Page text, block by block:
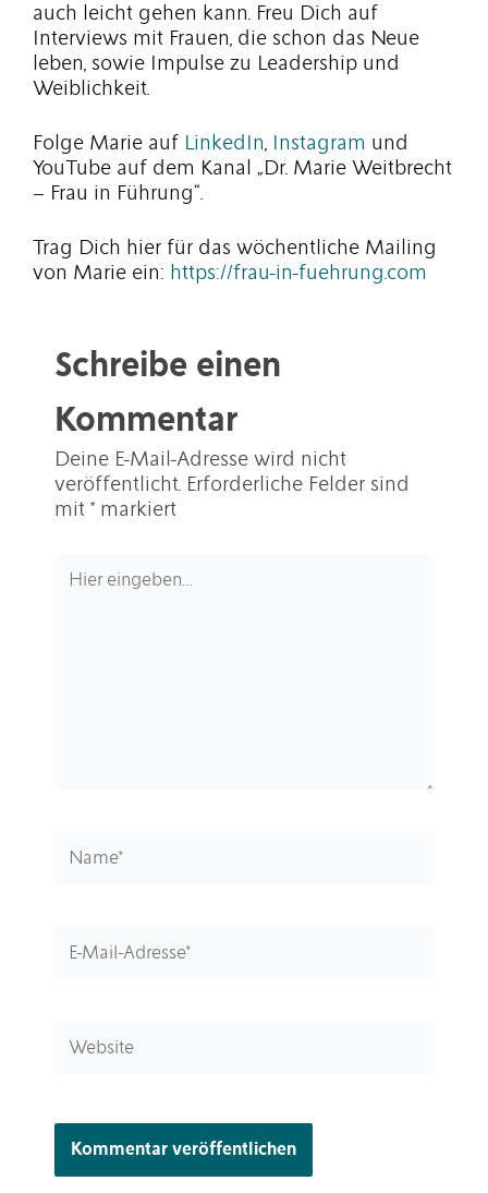
auch leicht gehen kann. Freu Dich auf
Interviews mit Frauen, die schon das Neue
leben, sowie Impulse zu Leadership und
Weiblichkeit.
Folge Marie auf LinkedIn, Instagram und
YouTube auf dem Kanal „Dr. Marie Weitbrecht
– Frau in Führung“.
Trag Dich hier für das wöchentliche Mailing
von Marie ein: https://frau-in-fuehrung.com
Schreibe einen
Kommentar
Deine E-Mail-Adresse wird nicht
veröffentlicht. Erforderliche Felder sind
mit * markiert
eingeben…
Mail-